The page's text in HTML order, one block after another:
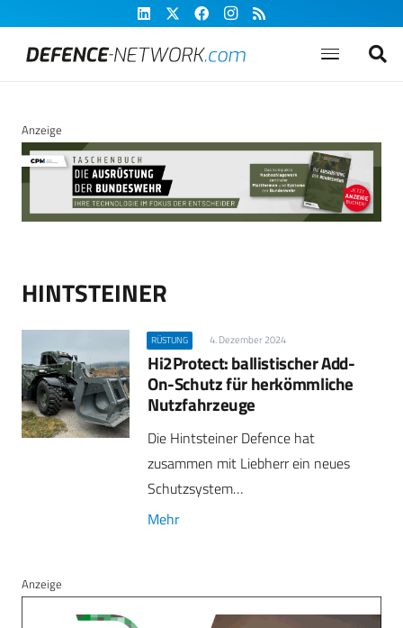
Anzeige
HINTSTEINER
RÜSTUNG 4. Dezember 2024
Hi2Protect: ballistischer Add-
On-Schutz für herkömmliche
Nutzfahrzeuge
Die Hintsteiner Defence hat
zusammen mit Liebherr ein neues
Schutzsystem…
Mehr
Anzeige